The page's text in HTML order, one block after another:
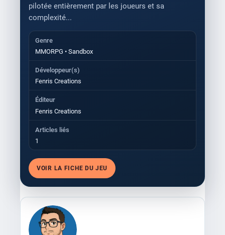
pilotée entièrement par les joueurs et sa
complexité...
Genre
MMORPG • Sandbox
Développeur(s)
Fenris Creations
Éditeur
Fenris Creations
Articles liés
1
VOIR LA FICHE DU JEU